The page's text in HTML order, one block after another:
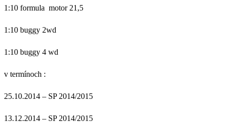
1:10 formula motor 21,5
1:10 buggy 2wd
1:10 buggy 4 wd
v termínoch :
25.10.2014 – SP 2014/2015
13.12.2014 – SP 2014/2015